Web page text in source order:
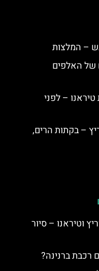
– המלצות
של האלפים
– לפני
– בקתות הרים,
וטיראנו – סיור
רכבת ברנינה?